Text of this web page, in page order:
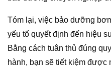
Tóm lại, việc bảo dưỡng
yếu tố quyết định đến hiệu
Bằng cách tuân thủ đúng
hành, bạn sẽ tiết kiệm được